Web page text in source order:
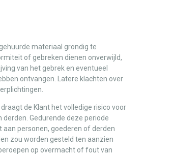
materiaal grondig te
of gebreken dienen onverwijld,
van het gebrek en eventueel
ontvangen. Latere klachten over
de Klant het volledige risico voor
Gedurende deze periode
personen, goederen of derden
zou worden gesteld ten aanzien
op overmacht of fout van